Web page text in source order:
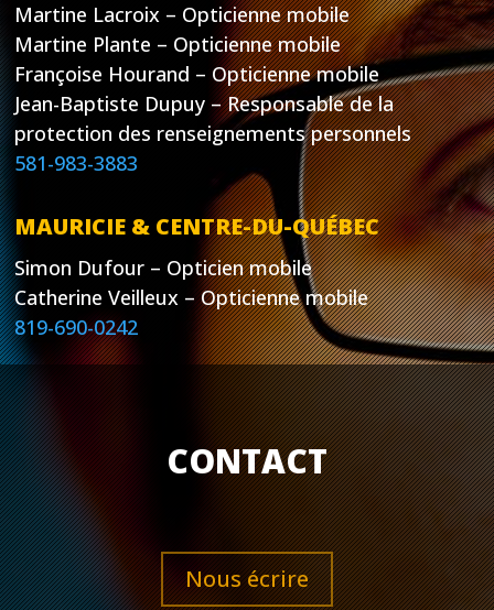
Martine Lacroix – Opticienne mobile
Martine Plante – Opticienne mobile
Françoise Hourand – Opticienne mobile
Jean-Baptiste Dupuy – Responsable de la
protection des renseignements personnels
581-983-3883
MAURICIE & CENTRE-DU-QUÉBEC
Simon Dufour – Opticien mobile
Catherine Veilleux – Opticienne mobile
819-690-0242
CONTACT
Nous écrire